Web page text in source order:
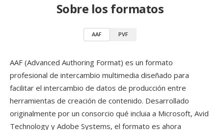
Sobre los formatos
AAF PVF
AAF (Advanced Authoring Format) es un formato
profesional de intercambio multimedia diseñado para
facilitar el intercambio de datos de producción entre
herramientas de creación de contenido. Desarrollado
originalmente por un consorcio qué incluia a Microsoft, Avid
Technology y Adobe Systems, el formato es ahora